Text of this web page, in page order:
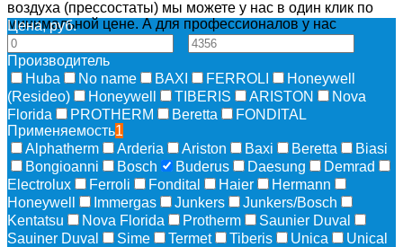
воздуха (прессостаты) мы можете у нас в один клик по
минимальной цене. А для профессионалов у нас
спецусловия!
Цена, руб.
Производитель
Huba
No name BAXI FERROLI
Honeywell
(Resideo)
Honeywell TIBERIS ARISTON
Nova
Florida
PROTHERM Beretta
FONDITAL
Применяемость1
Alphatherm
Arderia Ariston Baxi Beretta
Biasi
Bongioanni
Bosch Buderus Daesung
Demrad
Electrolux
Ferroli Fondital Haier
Hermann
Honeywell
Immergas Junkers
Junkers/Bosch
Kentatsu
Nova Florida Protherm
Saunier Duval
Sauiner Duval
Sime Termet Tiberis Unica
Unical